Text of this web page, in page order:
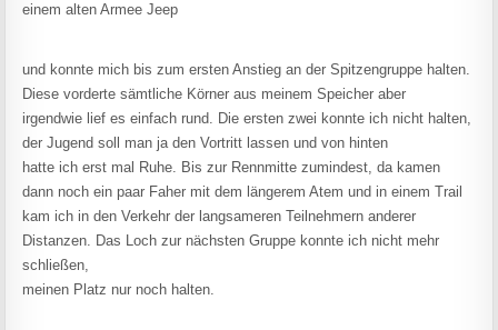
einem alten Armee Jeep
und konnte mich bis zum ersten Anstieg an der Spitzengruppe halten.
Diese vorderte sämtliche Körner aus meinem Speicher aber
irgendwie lief es einfach rund. Die ersten zwei konnte ich nicht halten,
der Jugend soll man ja den Vortritt lassen und von hinten
hatte ich erst mal Ruhe. Bis zur Rennmitte zumindest, da kamen
dann noch ein paar Faher mit dem längerem Atem und in einem Trail
kam ich in den Verkehr der langsameren Teilnehmern anderer
Distanzen. Das Loch zur nächsten Gruppe konnte ich nicht mehr
schließen,
meinen Platz nur noch halten.